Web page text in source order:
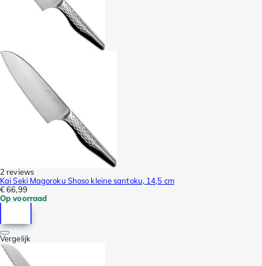
2 reviews
Kai Seki Magoroku Shoso kleine santoku, 14,5 cm
€ 66,99
Op voorraad
Vergelijk